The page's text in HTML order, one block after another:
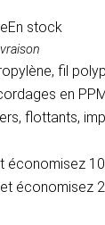
En stock
fil
en
flottants,
économisez
économisez